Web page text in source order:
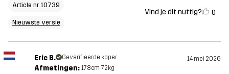
Article nr 10739
Nieuwste versie
Vind je dit nuttig? 0
Eric B. Geverifieerde koper 14 mei 2026
Afmetingen: 178cm, 72kg